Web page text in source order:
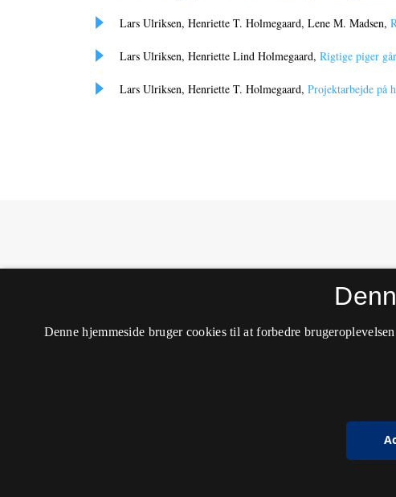
Lars Ulriksen, Henriette T. Holmegaard, Lene M. Madsen,
Lars Ulriksen, Henriette Lind Holmegaard, Rigtige piger
Lars Ulriksen, Henriette T. Holmegaard, Projektarbejde på
Denne hjemmeside bruger cookies til at forbedre